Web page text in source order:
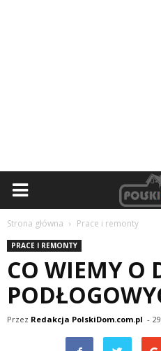
Strona główna Prace i remonty
PRACE I REMONTY
CO WIEMY O
Przez Redakcja PolskiDom.com.pl -